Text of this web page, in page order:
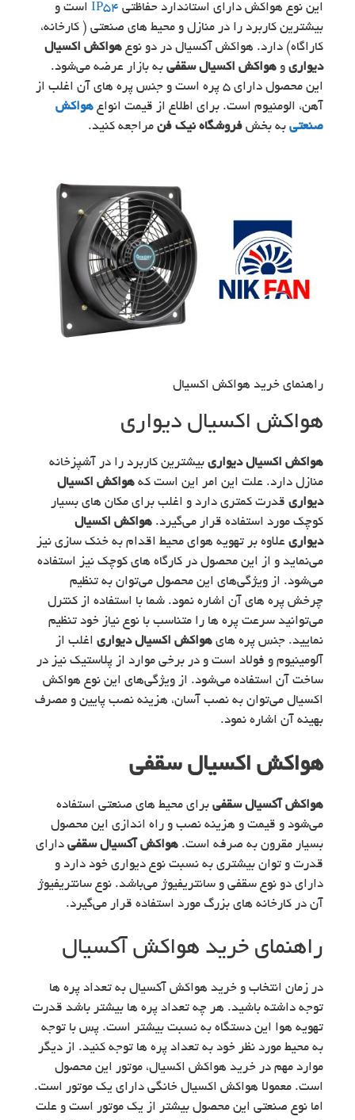
این نوع هواکش دارای استاندارد حفاظتی IP54 است و
بیشترین کاربرد را در منازل و محیط های صنعتی ( کارخانه،
کاراگاه) دارد. هواکش آکسیال در دو نوع هواکش اکسیال
دیواری و هواکش اکسیال سقفی به بازار عرضه می‌شود.
این محصول دارای 5 پره است و جنس پره های آن اغلب از
آهن، الومنیوم است. برای اطلاع از قیمت انواع هواکش
صنعتی به بخش فروشگاه نیک فن مراجعه کنید.
راهنمای خرید هواکش اکسیال
هواکش اکسیال دیواری
هواکش اکسیال دیواری بیشترین کاربرد را در آشپزخانه
منازل دارد. علت این امر این است که هواکش اکسیال
دیواری قدرت کمتری دارد و اغلب برای مکان های بسیار
کوچک مورد استفاده قرار می‌گیرد. هواکش اکسیال
دیواری علاوه بر تهویه هوای محیط اقدام به خنک سازی نیز
می‌نماید و از این محصول در کارگاه های کوچک نیز استفاده
می‌شود. از ویژگی‌های این محصول می‌توان به تنظیم
چرخش پره های آن اشاره نمود. شما با استفاده از کنترل
می‎‌توانید سرعت پره ها را متناسب با نوع نیاز خود تنظیم
نمایید. جنس پره های هواکش اکسیال دیواری اغلب از
آلومینیوم و فولاد است و در برخی موارد از پلاستیک نیز در
ساخت آن استفاده می‌شود. از ویژگی‌های این نوع هواکش
اکسیال می‌توان به نصب آسان، هزینه نصب پایین و مصرف
بهینه آن اشاره نمود.
هواکش اکسیال سقفی
هواکش آکسیال سقفی برای محیط های صنعتی استفاده
می‌شود و قیمت و هزینه نصب و راه اندازی این محصول
بسیار مقرون به صرفه است. هواکش آکسیال سقفی دارای
قدرت و توان بیشتری به نسبت نوع دیواری خود دارد و
دارای دو نوع سقفی و سانتریفیوژ می‌باشد. نوع سانتریفیوژ
آن در کارخانه های بزرگ مورد استفاده قرار می‌گیرد.
راهنمای خرید هواکش آکسیال
در زمان انتخاب و خرید هواکش آکسیال به تعداد پره ها
توجه داشته باشید. هر چه تعداد پره ها بیشتر باشد قدرت
تهویه هوا این دستگاه به نسبت بیشتر است. پس با توجه
به محیط مورد نظر خود به تعداد پره ها توجه کنید. از دیگر
موارد مهم در خرید هواکش اکسیال، موتور این محصول
است. معمولا هواکش اکسیال خانگی دارای یک موتور است.
اما نوع صنعتی این محصول بیشتر از یک موتور است و علت